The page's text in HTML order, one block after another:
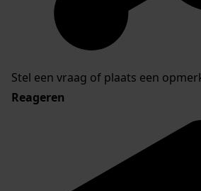
Stel een vraag of plaats een
Reageren